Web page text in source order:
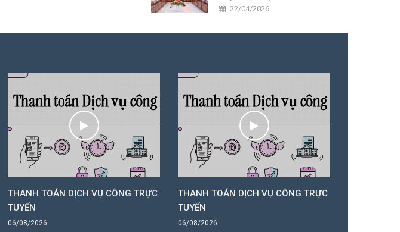
CHÂU ĐỐC ĐẾN NĂM 2050
22/04/2026
THANH TOÁN DỊCH VỤ CÔNG TRỰC
TUYẾN
06/08/2026
THANH TOÁN DỊCH VỤ CÔNG TRỰC
TUYẾN
06/08/2026